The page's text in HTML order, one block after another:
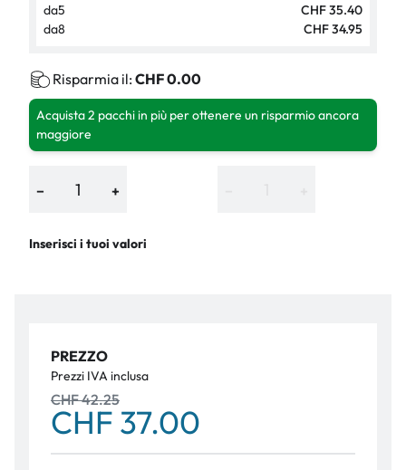
da5
CHF 35.40
da8 CHF 34.95
Risparmia il: CHF 0.00
Acquista 2 pacchi in più per ottenere un risparmio ancora
maggiore
− +
Inserisci i tuoi valori
PREZZO
Prezzi IVA inclusa
CHF 42.25
CHF 37.00